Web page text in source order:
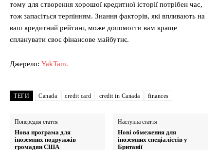
тому для створення хорошої кредитної історії потрібен час,
тож запасіться терпінням. Знання факторів, які впливають на
ваш кредитний рейтинг, може допомогти вам краще
спланувати своє фінансове майбутнє.
Джерело: YakTam.
ТЕГИ Canada credit card credit in Canada finances
Попередня стаття
Нова програма для
іноземних подружжів
громадян США
Наступна стаття
Нові обмеження для
іноземних спеціалістів у
Британії